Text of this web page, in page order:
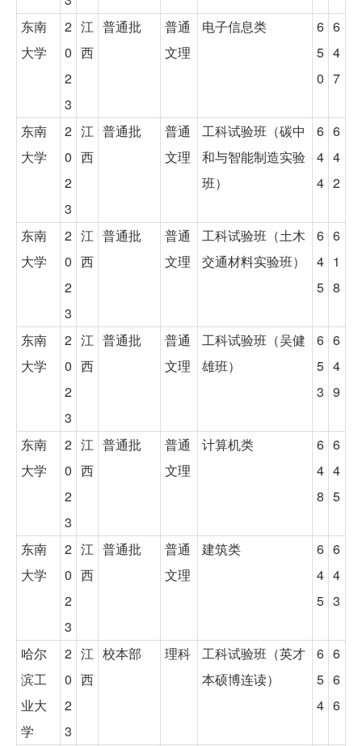
东南
大学
2
0
2
3
江
西
普通批
普通
文理
电子信息类
6
5
0
6
4
7
东南
大学
2
0
2
3
江
西
普通批
普通
文理
工科试验班（碳中
和与智能制造实验
班）
6
4
4
6
4
2
东南
大学
2
0
2
3
江
西
普通批
普通
文理
工科试验班（土木
交通材料实验班）
6
4
5
6
1
8
东南
大学
2
0
2
3
江
西
普通批
普通
文理
工科试验班（吴健
雄班）
6
5
3
6
4
9
东南
大学
2
0
2
3
江
西
普通批
普通
文理
计算机类
6
4
8
6
4
5
东南
大学
2
0
2
3
江
西
普通批
普通
文理
建筑类
6
4
5
6
4
3
哈尔
滨工
业大
学
2
0
2
3
江
西
校本部 理科
工科试验班（英才
本硕博连读）
6
5
4
6
6
6